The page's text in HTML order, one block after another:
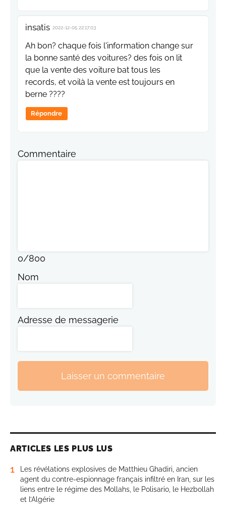
insatis 2022-12-05 22:17:03
Ah bon? chaque fois l'information change sur
la bonne santé des voitures? des fois on lit
que la vente des voiture bat tous les
records, et voilà la vente est toujours en
berne ????
Répondre
Commentaire
0/800
Nom
Adresse de messagerie
Laisser un commentaire
ARTICLES LES PLUS LUS
1
Les révélations explosives de Matthieu Ghadiri, ancien
agent du contre-espionnage français infiltré en Iran, sur les
liens entre le régime des Mollahs, le Polisario, le Hezbollah
et l’Algérie